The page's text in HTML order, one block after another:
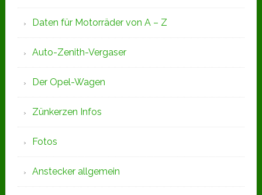
Daten für Motorräder von A – Z
Auto-Zenith-Vergaser
Der Opel-Wagen
Zünkerzen Infos
Fotos
Anstecker allgemein